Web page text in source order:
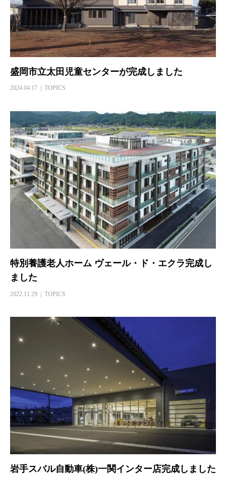
盛岡市立太田児童センターが完成しました
2024.04.17 TOPICS
特別養護老人ホーム ヴェール・ド・エクラ完成し
ました
2022.11.29 TOPICS
岩手スバル自動車(株)一関インター店完成しました